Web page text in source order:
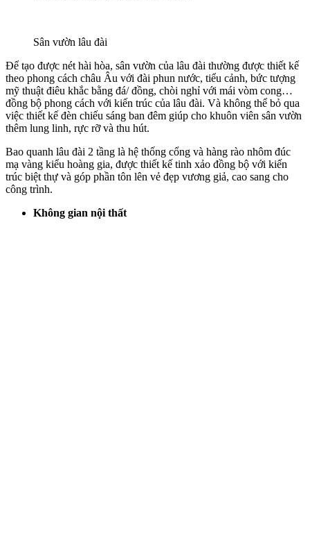
Sân vườn lâu đài
Để tạo được nét hài hòa, sân vườn của lâu đài thường được thiết kế
theo phong cách châu Âu với đài phun nước, tiểu cảnh, bức tượng
mỹ thuật điêu khắc bằng đá/ đồng, chòi nghỉ với mái vòm cong…
đồng bộ phong cách với kiến trúc của lâu đài. Và không thể bỏ qua
việc thiết kế đèn chiếu sáng ban đêm giúp cho khuôn viên sân vườn
thêm lung linh, rực rỡ và thu hút.
Bao quanh lâu đài 2 tầng là hệ thống cổng và hàng rào nhôm đúc
mạ vàng kiểu hoàng gia, được thiết kế tinh xảo đồng bộ với kiến
trúc biệt thự và góp phần tôn lên vẻ đẹp vương giả, cao sang cho
công trình.
Không gian nội thất